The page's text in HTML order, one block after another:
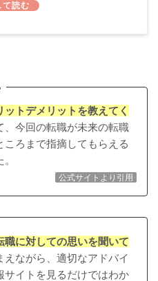
ットデメリットを教えてく
、今回の転職が未来の転職
ろまで指摘してもらえる
公式サイトより引用
職に対しての思いを聞いて
えながら、適切なアドバイ
サイトを見るだけではわか